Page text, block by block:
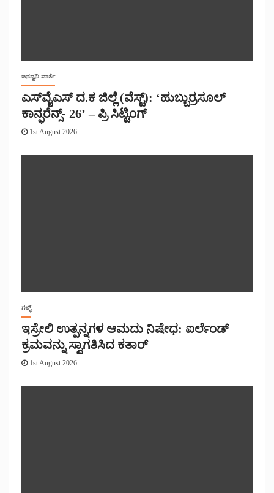
ಜನಧ್ವನಿ ವಾರ್ತೆ
ಎಸ್‌ವೈಎಸ್ ದ.ಕ ಜಿಲ್ಲೆ (ವೆಸ್ಟ್): ‘ಹುಬ್ಬುರ್ರಸೂಲ್
ಕಾನ್ಫರೆನ್ಸ್- 26’ – ಪ್ರಿ ಸಿಟ್ಟಿಂಗ್
1st August 2026
ಗಲ್ಫ್
ಇಸ್ರೇಲಿ ಉತ್ಪನ್ನಗಳ ಆಮದು ನಿಷೇಧ: ಐರ್ಲೆಂಡ್
ಕ್ರಮವನ್ನು ಸ್ವಾಗತಿಸಿದ ಕತಾರ್
1st August 2026